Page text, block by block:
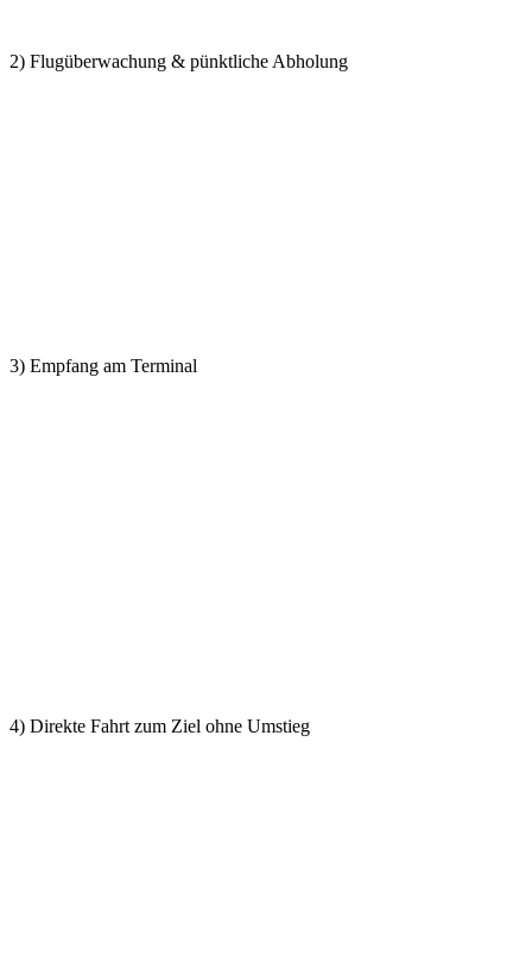
2) Flugüberwachung & pünktliche Abholung
3) Empfang am Terminal
4) Direkte Fahrt zum Ziel ohne Umstieg